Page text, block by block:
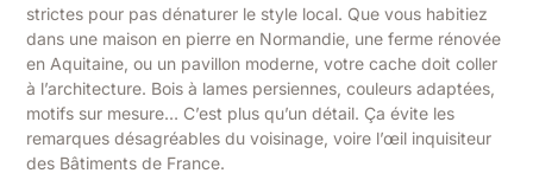
strictes pour pas dénaturer le style local. Que vous habitiez
dans une maison en pierre en Normandie, une ferme rénovée
en Aquitaine, ou un pavillon moderne, votre cache doit coller
à l’architecture. Bois à lames persiennes, couleurs adaptées,
motifs sur mesure… C’est plus qu’un détail. Ça évite les
remarques désagréables du voisinage, voire l’œil inquisiteur
des Bâtiments de France.